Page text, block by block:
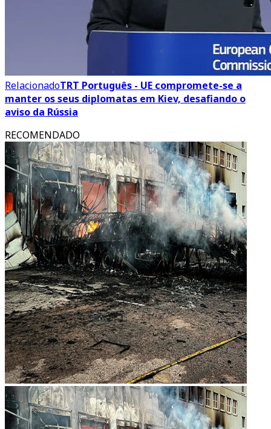
RelacionadoTRT Português - UE compromete-se a
manter os seus diplomatas em Kiev, desafiando o
aviso da Rússia
RECOMENDADO